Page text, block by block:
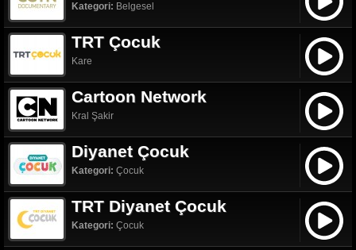
Kategori: Belgesel
TRT Çocuk
Kare
Cartoon Network
Kral Şakir
Diyanet Çocuk
Kategori: Çocuk
TRT Diyanet Çocuk
Kategori: Çocuk